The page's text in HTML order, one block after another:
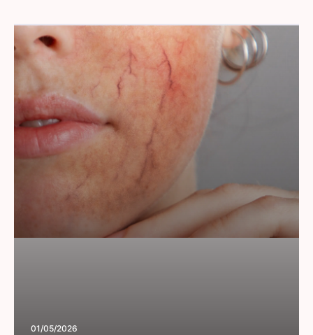
01/05/2026